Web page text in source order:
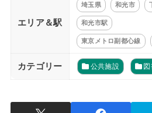
エリア＆駅
埼玉県 和光市
和光市駅
東京メトロ副都心線
カテゴリー 公共施設